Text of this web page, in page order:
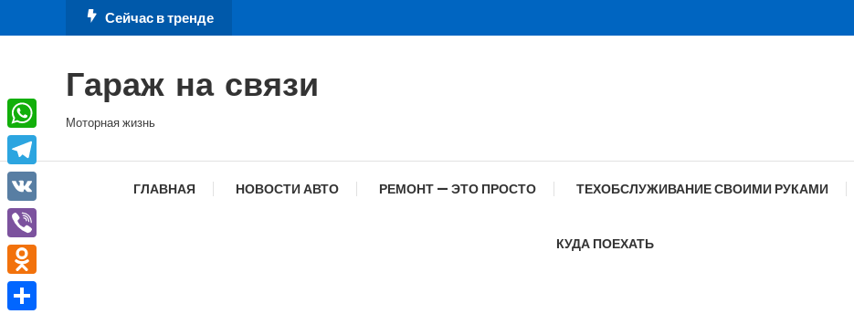
к
Сейчас в тренде
Гараж на связи
Моторная жизнь
ГЛАВНАЯ НОВОСТИ АВТО РЕМОНТ — ЭТО ПРОСТО ТЕХОБСЛУЖИВАНИЕ СВОИМИ РУКАМИ
КУДА ПОЕХАТЬ
WhatsApp
Telegram
VK
Viber
Odnoklassniki